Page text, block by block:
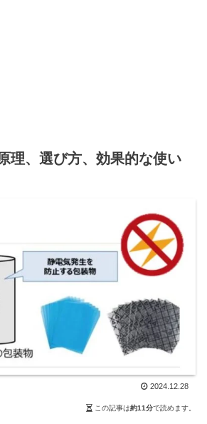
理、選び方、効果的な使い
2024.12.28
この記事は約11分で読めます。